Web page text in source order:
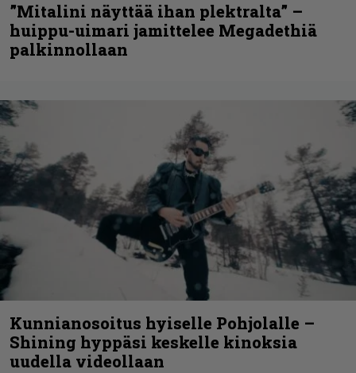
”Mitalini näyttää ihan plektralta” –
huippu-uimari jamittelee Megadethiä
palkinnollaan
Kunnianosoitus hyiselle Pohjolalle –
Shining hyppäsi keskelle kinoksia
uudella videollaan